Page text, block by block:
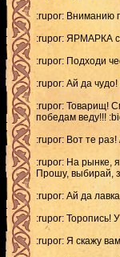
:rupor: Вниманию
:rupor: ЯРМАРКА
:rupor: Подходи
:rupor: Ай да
:rupor: Товарищ!
победам веду!!!
:rupor: Вот те
:rupor: На рынке,
Прошу, выбирай,
:rupor: Ай да
:rupor: Торопись!
:rupor: Я скажу